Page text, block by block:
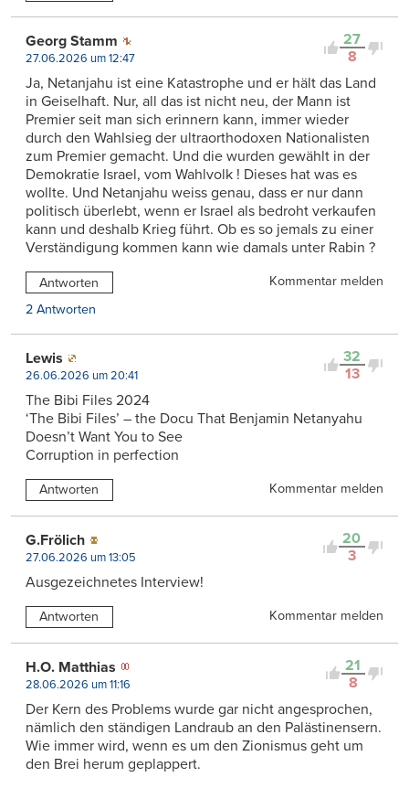
27
8
Georg Stamm
27.06.2026 um 12:47
Ja, Netanjahu ist eine Katastrophe und er hält das Land
in Geiselhaft. Nur, all das ist nicht neu, der Mann ist
Premier seit man sich erinnern kann, immer wieder
durch den Wahlsieg der ultraorthodoxen Nationalisten
zum Premier gemacht. Und die wurden gewählt in der
Demokratie Israel, vom Wahlvolk ! Dieses hat was es
wollte. Und Netanjahu weiss genau, dass er nur dann
politisch überlebt, wenn er Israel als bedroht verkaufen
kann und deshalb Krieg führt. Ob es so jemals zu einer
Verständigung kommen kann wie damals unter Rabin ?
Antworten
Kommentar melden
2 Antworten
32
13
Lewis
26.06.2026 um 20:41
The Bibi Files 2024
‘The Bibi Files’ – the Docu That Benjamin Netanyahu
Doesn’t Want You to See
Corruption in perfection
Antworten Kommentar melden
20
3
G.Frölich
27.06.2026 um 13:05
Ausgezeichnetes Interview!
Antworten Kommentar melden
21
8
H.O. Matthias
28.06.2026 um 11:16
Der Kern des Problems wurde gar nicht angesprochen,
nämlich den ständigen Landraub an den Palästinensern.
Wie immer wird, wenn es um den Zionismus geht um
den Brei herum geplappert.